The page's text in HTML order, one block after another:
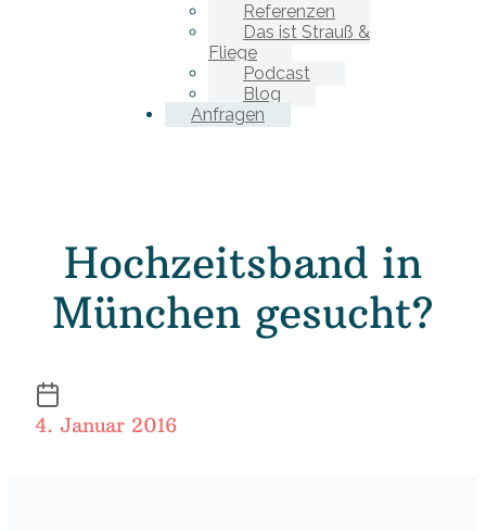
Referenzen
Das ist Strauß &
Fliege
Podcast
Blog
Anfragen
Hochzeitsband in
München gesucht?
4. Januar 2016